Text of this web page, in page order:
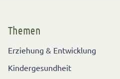
Themen
Erziehung & Entwicklung
Kindergesundheit